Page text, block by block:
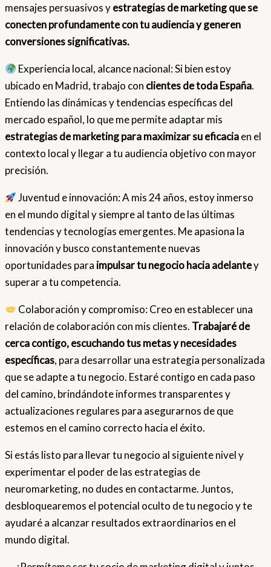
mensajes persuasivos yestrategias de marketing que se
conecten profundamente con tu audiencia y generen
conversiones significativas.
Experiencia local, alcance nacional: Si bien estoy
ubicado en Madrid, trabajo con clientes de toda España.
Entiendo las dinámicas y tendencias específicas del
mercado español, lo que me permite adaptar mis
estrategias de marketing para maximizar su eficaciaen el
contexto local y llegar a tu audiencia objetivo con mayor
precisión.
Juventud e innovación: A mis 24 años, estoy inmerso
en el mundo digital y siempre al tanto de las últimas
tendencias y tecnologías emergentes. Me apasiona la
innovación y busco constantemente nuevas
oportunidades para impulsar tu negocio hacia adelantey
superar a tu competencia.
Colaboración y compromiso: Creo en establecer una
relación de colaboración con mis clientes. Trabajaré de
cerca contigo, escuchando tus metas y necesidades
específicas, para desarrollar una estrategia personalizada
que se adapte a tu negocio. Estaré contigo en cada paso
del camino, brindándote informes transparentes y
actualizaciones regulares para asegurarnos de que
estemos en el camino correcto hacia el éxito.
Si estás listo para llevar tu negocio al siguiente nivel y
experimentar el poder de las estrategias de
neuromarketing, no dudes en contactarme. Juntos,
desbloquearemos el potencial oculto de tu negocio y te
ayudaré a alcanzar resultados extraordinarios en el
mundo digital.